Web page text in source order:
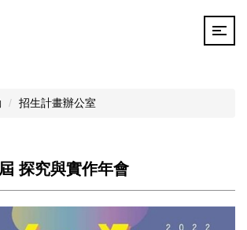
招生計畫辦公室
探究與實作年會